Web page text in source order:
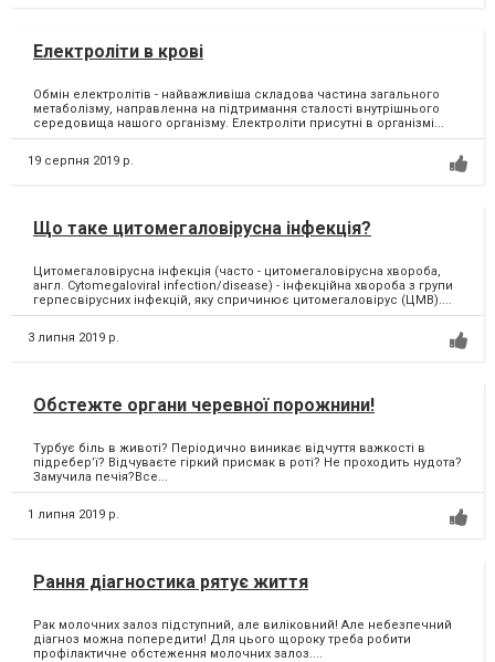
Електроліти в крові
Обмін електролітів - найважливіша складова частина загального
метаболізму, направленна на підтримання сталості внутрішнього
середовища нашого організму. Електроліти присутні в організмі...
19 серпня 2019 р.
Що таке цитомегаловірусна інфекція?
Цитомегаловірусна інфекція (часто - цитомегаловірусна хвороба,
англ. Cytomegaloviral infection/disease) - інфекційна хвороба з групи
герпесвірусних інфекцій, яку спричинює цитомегаловірус (ЦМВ)....
3 липня 2019 р.
Обстежте органи черевної порожнини!
Турбує біль в животі? Періодично виникає відчуття важкості в
підребер’ї? Відчуваєте гіркий присмак в роті? Не проходить нудота?
Замучила печія?Все...
1 липня 2019 р.
Рання діагностика рятує життя
Рак молочних залоз підступний, але виліковний! Але небезпечний
діагноз можна попередити! Для цього щороку треба робити
профілактичне обстеження молочних залоз....